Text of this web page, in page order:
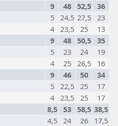
9 48 52,5 36
5 24,5 27,5 23
4 23,5 25
13
9 48 50,5 35
5 23 24
19
4 25 26,5
16
9 46 50
34
5 22,5 25
17
4 23,5 25
17
8,5 53 58,5 38,5
4,5 24 26
17,5